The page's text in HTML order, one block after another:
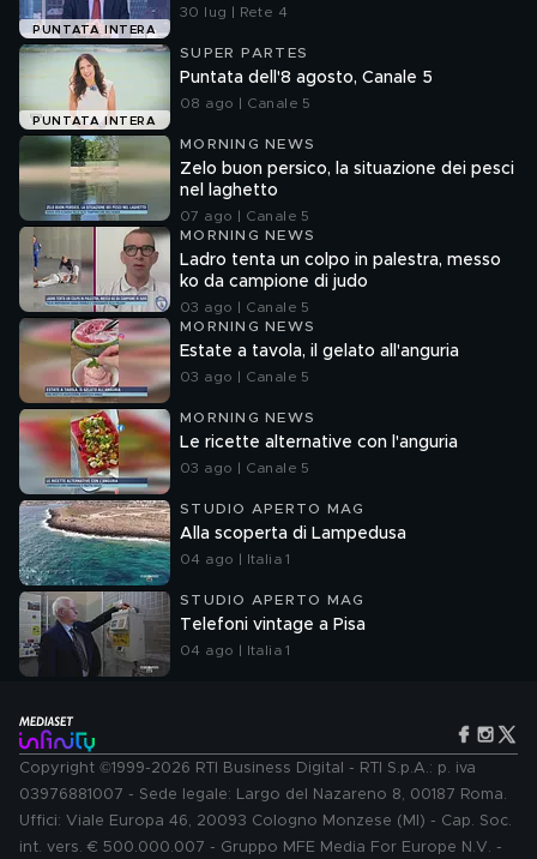
PUNTATA INTERA
30 lug | Rete 4
PUNTATA INTERA
SUPER PARTES
Puntata dell'8 agosto, Canale 5
08 ago | Canale 5
MORNING NEWS
Zelo buon persico, la situazione dei pesci
nel laghetto
07 ago | Canale 5
MORNING NEWS
Ladro tenta un colpo in palestra, messo
ko da campione di judo
03 ago | Canale 5
MORNING NEWS
Estate a tavola, il gelato all'anguria
03 ago | Canale 5
MORNING NEWS
Le ricette alternative con l'anguria
03 ago | Canale 5
STUDIO APERTO MAG
Alla scoperta di Lampedusa
04 ago | Italia 1
STUDIO APERTO MAG
Telefoni vintage a Pisa
04 ago | Italia 1
Copyright ©1999-2026 RTI Business Digital - RTI S.p.A.: p. iva
03976881007 - Sede legale: Largo del Nazareno 8, 00187 Roma.
Uffici: Viale Europa 46, 20093 Cologno Monzese (MI) - Cap. Soc.
int. vers. € 500.000.007 - Gruppo MFE Media For Europe N.V. -